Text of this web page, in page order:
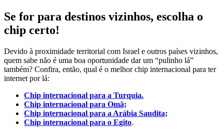
Se for para destinos vizinhos, escolha o
chip certo!
Devido à proximidade territorial com Israel e outros países vizinhos,
quem sabe não é uma boa oportunidade dar um “pulinho lá”
também? Confira, então, qual é o melhor chip internacional para ter
internet por lá:
Chip internacional para a Turquia.
Chip internacional para Omã;
Chip internacional para a Arábia Saudita;
Chip internacional para o Egito.